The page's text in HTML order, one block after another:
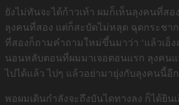
ยังไม่ทันจะได้ก้าวเท้า ผมก็เห็นลุงคนที่ส
ลุงคนที่สอง แต่ก็สะบัดไม่หลุด ฉุดกระชา
ที่สองก็ถามคำถามใหม่ขึ้นมาว่า ‘แล้วเอ็
นอนหลับตอนที่ผมมาเจอตอนแรก ลุงคน
ไปได้แล้ว ไปๆ แล้วอย่ามายุ่งกับลุงคนนี้
พอผมเดินกำลังจะถึงบันไดทางลง ก็ได้ยิ